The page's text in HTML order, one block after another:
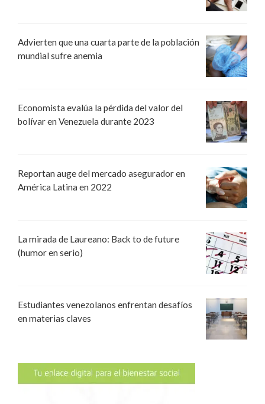
Advierten que una cuarta parte de la población
mundial sufre anemia
Economista evalúa la pérdida del valor del
bolívar en Venezuela durante 2023
Reportan auge del mercado asegurador en
América Latina en 2022
La mirada de Laureano: Back to de future
(humor en serio)
Estudiantes venezolanos enfrentan desafíos
en materias claves